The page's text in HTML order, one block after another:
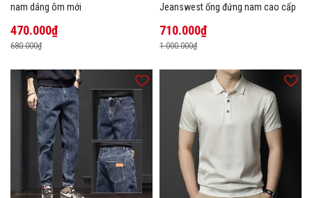
nam dáng ôm mới
470.000₫
680.000₫
Jeanswest ống đứng nam cao cấp
710.000₫
1.000.000₫